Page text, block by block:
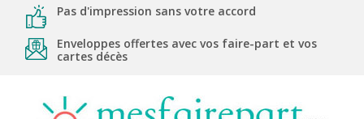
Pas d'impression sans votre accord
Enveloppes offertes avec vos faire-part et vos
cartes décès